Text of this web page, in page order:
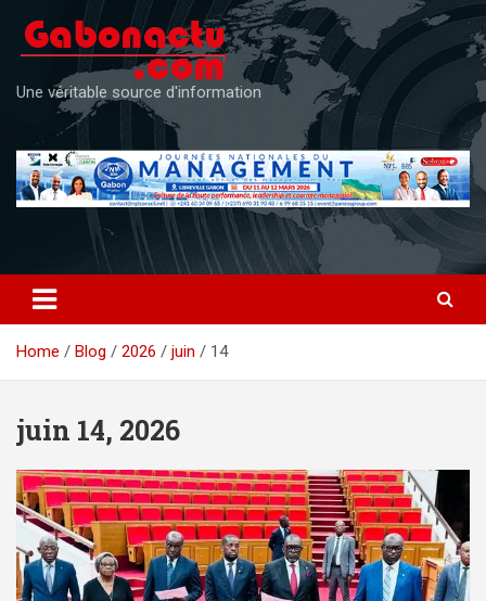
content
Une véritable source d'information
Home Blog 2026 juin 14
juin 14, 2026